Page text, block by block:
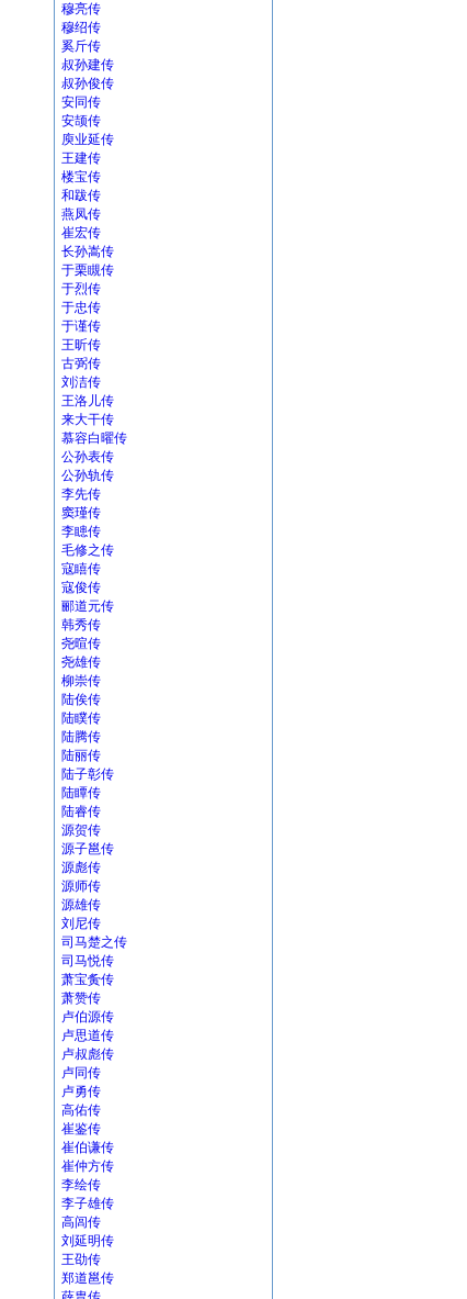
穆亮传
穆绍传
奚斤传
叔孙建传
叔孙俊传
安同传
安颉传
庾业延传
王建传
楼宝传
和跋传
燕凤传
崔宏传
长孙嵩传
于栗瞡传
于烈传
于忠传
于谨传
王昕传
古弼传
刘洁传
王洛儿传
来大干传
慕容白曜传
公孙表传
公孙轨传
李先传
窦瑾传
李瞣传
毛修之传
寇瞦传
寇俊传
郦道元传
韩秀传
尧暄传
尧雄传
柳崇传
陆俟传
陆瞨传
陆腾传
陆丽传
陆子彰传
陆瞫传
陆睿传
源贺传
源子邕传
源彪传
源师传
源雄传
刘尼传
司马楚之传
司马悦传
萧宝夤传
萧赞传
卢伯源传
卢思道传
卢叔彪传
卢同传
卢勇传
高佑传
崔鉴传
崔伯谦传
崔仲方传
李绘传
李子雄传
高闾传
刘延明传
王劭传
郑道邕传